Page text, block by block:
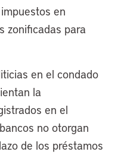
en
zonificadas para
en el condado
la
en el
no otorgan
de los préstamos